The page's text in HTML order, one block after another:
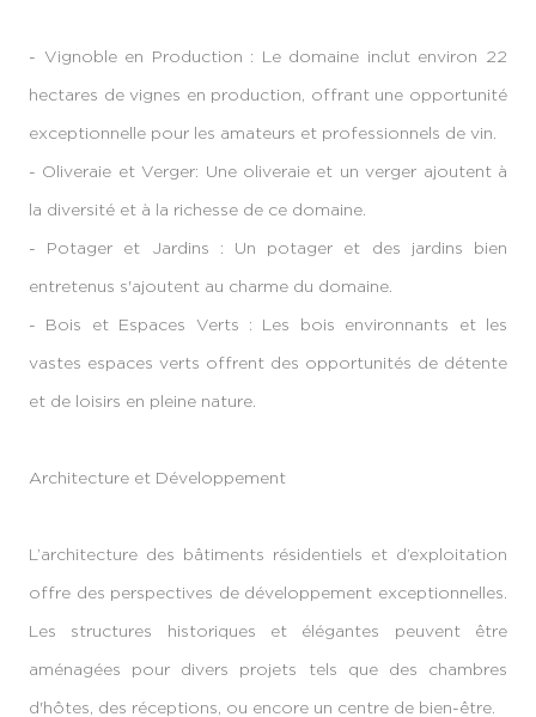
- Vignoble en Production : Le domaine inclut environ 22
hectares de vignes en production, offrant une opportunité
exceptionnelle pour les amateurs et professionnels de vin.
- Oliveraie et Verger: Une oliveraie et un verger ajoutent à
la diversité et à la richesse de ce domaine.
- Potager et Jardins : Un potager et des jardins bien
entretenus s'ajoutent au charme du domaine.
- Bois et Espaces Verts : Les bois environnants et les
vastes espaces verts offrent des opportunités de détente
et de loisirs en pleine nature.
Architecture et Développement
L’architecture des bâtiments résidentiels et d’exploitation
offre des perspectives de développement exceptionnelles.
Les structures historiques et élégantes peuvent être
aménagées pour divers projets tels que des chambres
d'hôtes, des réceptions, ou encore un centre de bien-être.